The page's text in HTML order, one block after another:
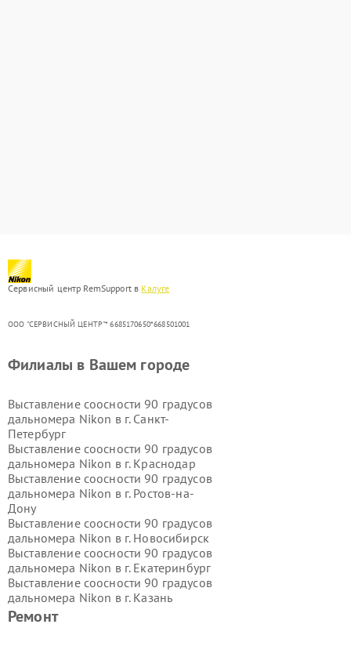
Сервисный центр RemSupport в Калуге
ООО "СЕРВИСНЫЙ ЦЕНТР"* 6685170650*668501001
Ремонт
Филиалы в Вашем городе
Выставление соосности 90 градусов
дальномера Nikon в г. Санкт-
Петербург
Выставление соосности 90 градусов
дальномера Nikon в г. Краснодар
Выставление соосности 90 градусов
дальномера Nikon в г. Ростов-на-
Дону
Выставление соосности 90 градусов
дальномера Nikon в г. Новосибирск
Выставление соосности 90 градусов
дальномера Nikon в г. Екатеринбург
Выставление соосности 90 градусов
дальномера Nikon в г. Казань
Выставление соосности 90 градусов